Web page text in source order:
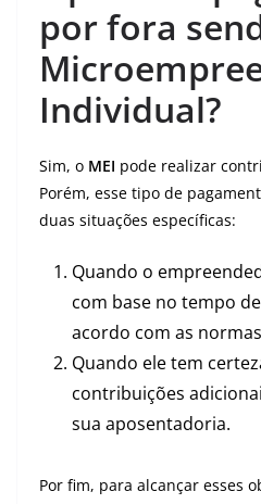
por fora
Individual?
Sim, o MEI pode realizar
Porém, esse tipo de
duas situações específicas:
Quando o
com base no tempo
acordo com as
Quando ele tem
contribuições
sua aposentadoria.
Por fim, para alcançar esses